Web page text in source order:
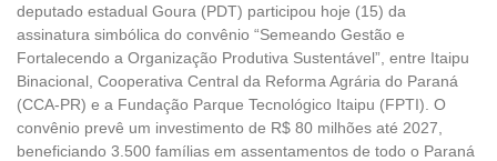
deputado estadual Goura (PDT) participou hoje (15) da
assinatura simbólica do convênio “Semeando Gestão e
Fortalecendo a Organização Produtiva Sustentável”, entre Itaipu
Binacional, Cooperativa Central da Reforma Agrária do Paraná
(CCA-PR) e a Fundação Parque Tecnológico Itaipu (FPTI). O
convênio prevê um investimento de R$ 80 milhões até 2027,
beneficiando 3.500 famílias em assentamentos de todo o Paraná